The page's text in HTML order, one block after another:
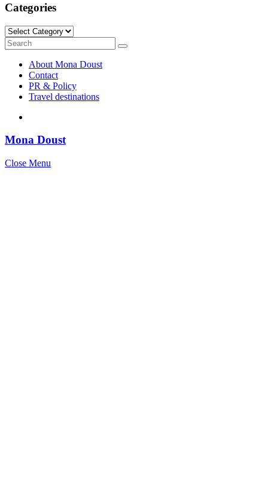
Categories
Categories
Search
for:
Search
About Mona Doust
Contact
PR & Policy
Travel destinations
Mona Doust
Close Menu